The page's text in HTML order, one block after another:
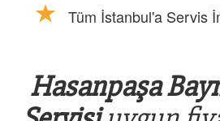
Tüm İstanbul'a Servis
Hasanpaşa